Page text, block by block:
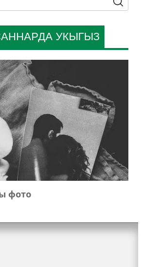
УКЫГЫЗ
фото